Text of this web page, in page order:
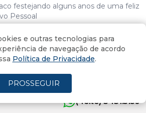
festejando alguns anos de uma feliz
Pessoal
(4oito) 3431.5150
e outras tecnologias para
de navegação de acordo
Política de Privacidade.
PROSSEGUIR